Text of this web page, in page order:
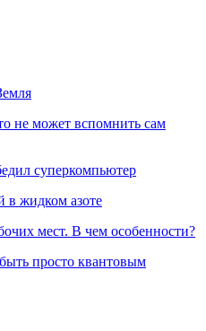
не может вспомнить сам
суперкомпьютер
в жидком азоте
мест. В чем особенности?
просто квантовым